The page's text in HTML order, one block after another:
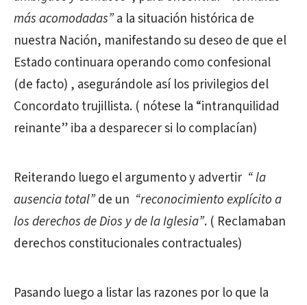
más acomodadas”a la situación histórica de
nuestra Nación, manifestando su deseo de que el
Estado continuara operando como confesional
(de facto) , asegurándole así los privilegios del
Concordato trujillista. ( nótese la “intranquilidad
reinante” iba a desparecer si lo complacían)
Reiterando luego el argumento y advertir “ la
ausencia total”de un “reconocimientoexplícitoa
los derechos de Dios y de la Iglesia”. ( Reclamaban
derechos constitucionales contractuales)
Pasando luego a listar las razones por lo que la